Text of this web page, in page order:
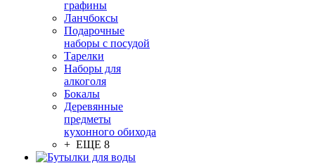
графины
Ланчбоксы
Подарочные
наборы с посудой
Тарелки
Наборы для
алкоголя
Бокалы
Деревянные
предметы
кухонного обихода
+ ЕЩЕ 8